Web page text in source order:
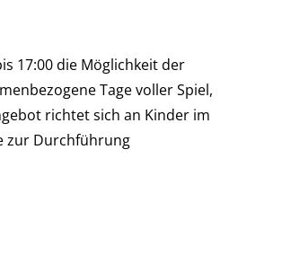
17:00 die Möglichkeit der
Tage voller Spiel,
richtet sich an Kinder im
zur Durchführung